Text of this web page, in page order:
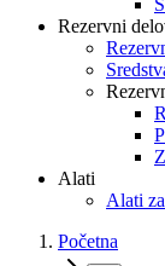
Rezervni
Alati
Alati
Početna